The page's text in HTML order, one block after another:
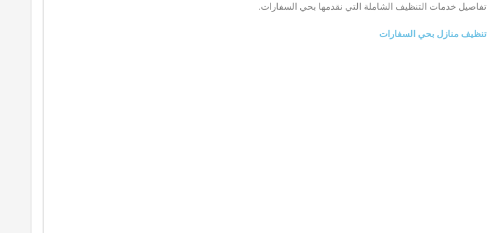
تفاصيل خدمات التنظيف الشاملة التي نقدمها بحي السفارات.
تنظيف منازل بحي السفارات